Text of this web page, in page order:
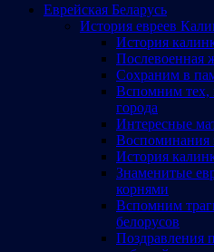
Еврейская Беларусь
История евреев
История
Послевоенная
Сохраним в
Вспомним тех,
города
Интересные
Воспоминания
История
Знаменитые
корнями
Вспомним
белорусов
Поздравления